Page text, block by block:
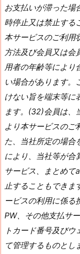
お支払いが滞った場
時停止又は禁止する
本サービスのご利用
方法及び会員又は会
用者の年齢等により
い場合があります。
けない旨を端末等に
ます。(32)会員は、
より本サービスのご
た、当社所定の場合
により、当社等が合
サービス、まとめて
止することもできま
ービスの利用に係る
PW、その他支払サ
トカード番号及び
て管理するものとし